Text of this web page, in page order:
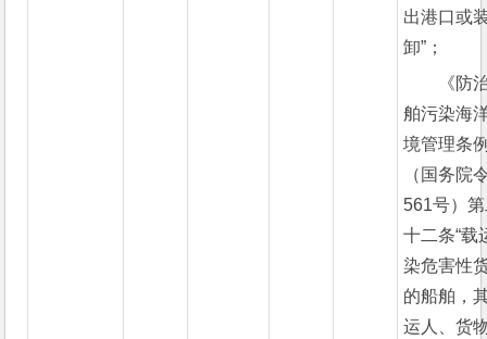
出港口或
卸”；
《防
舶污染海
境管理条
（国务院
561号）
十二条“载
染危害性
的船舶，
运人、货